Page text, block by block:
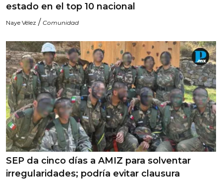
estado en el top 10 nacional
Naye Vélez / Comunidad
SEP da cinco días a AMIZ para solventar
irregularidades; podría evitar clausura